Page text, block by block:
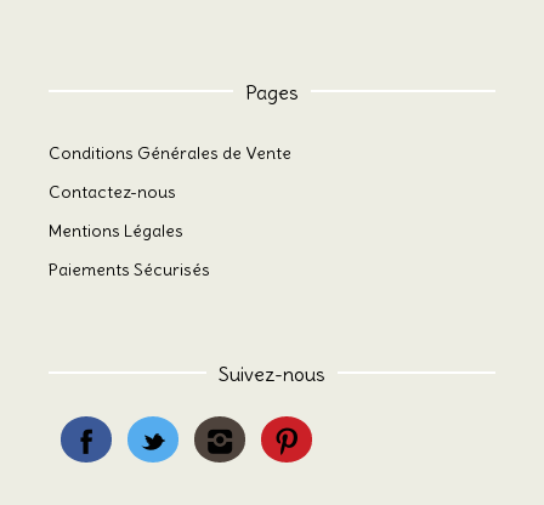
Pages
Conditions Générales de Vente
Contactez-nous
Mentions Légales
Paiements Sécurisés
Suivez-nous